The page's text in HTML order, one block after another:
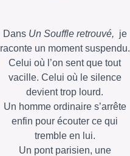
Dans Un Souffle retrouvé, je
raconte un moment suspendu.
Celui où l’on sent que tout
vacille. Celui où le silence
devient trop lourd.
Un homme ordinaire s’arrête
enfin pour écouter ce qui
tremble en lui.
Un pont parisien, une